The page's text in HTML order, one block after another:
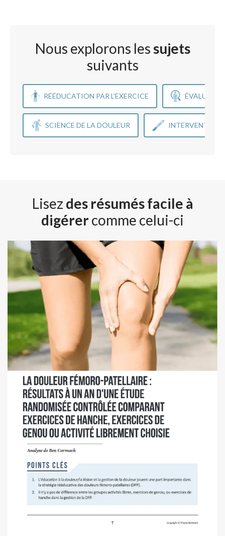
Nous explorons lessujets
suivants
RÉÉDUCATION PAR L'EXERCICE
SCIENCE DE LA DOULEUR
Lisez des résumés facile à
digérercomme celui-ci